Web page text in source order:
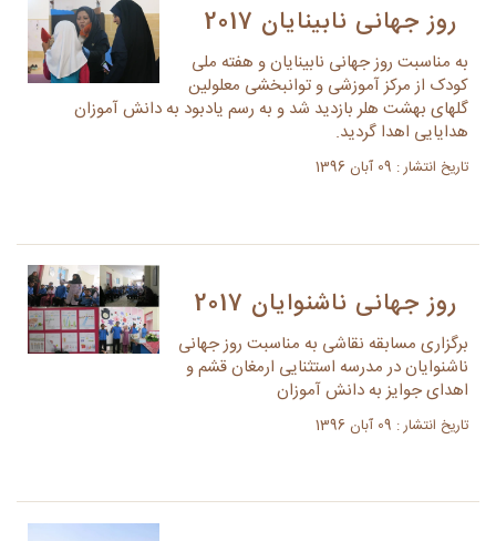
روز جهانی نابینایان 2017
به مناسبت روز جهانی نابینایان و هفته ملی
کودک از مرکز آموزشی و توانبخشی معلولین
گلهای بهشت هلر بازدید شد و به رسم یادبود به دانش آموزان
هدایایی اهدا گردید.
تاریخ انتشار : 09 آبان 1396
روز جهانی ناشنوایان 2017
برگزاری مسابقه نقاشی به مناسبت روز جهانی
ناشنوایان در مدرسه استثنایی ارمغان قشم و
اهدای جوایز به دانش آموزان
تاریخ انتشار : 09 آبان 1396